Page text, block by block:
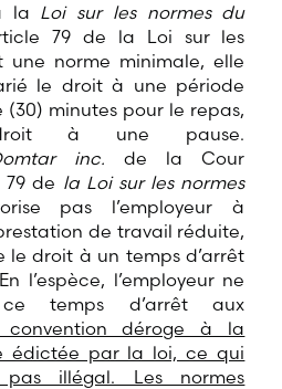
la Loi sur les normes du
79 de la Loi sur les
une norme minimale, elle
le droit à une période
(30) minutes pour le repas,
à une pause.
inc.de la Cour
79 de la Loi sur les normes
pas l’employeur à
de travail réduite,
droit à un temps d’arrêt
l’espèce, l’employeur ne
temps d’arrêt aux
convention déroge à la
édictée par la loi, ce qui
pas illégal. Les normes